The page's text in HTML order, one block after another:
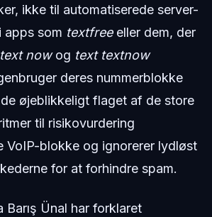
ikke til automatiserede server-
apps som textfreeeller dem, der
nowog text textnow
deres nummerblokke
øjeblikkeligt flaget af de store
til risikovurdering
VoIP-blokke og ignorerer lydløst
for at forhindre spam.
Barış Ünal har forklaret